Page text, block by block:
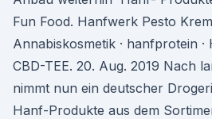
Fun Food. Hanfwerk Pesto
Annabiskosmetik · hanfprotein ·
CBD-TEE. 20. Aug. 2019 Nach
nimmt nun ein deutscher
Hanf-Produkte aus dem